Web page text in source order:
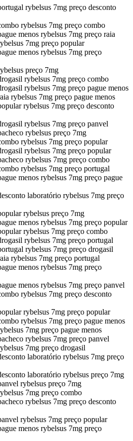
rybelsus 7mg preço desconto
rybelsus 7mg preço combo
menos rybelsus 7mg preço raia
7mg preço popular
menos rybelsus 7mg preço
preço 7mg
rybelsus 7mg preço combo
rybelsus 7mg preço pague menos
rybelsus 7mg preço pague menos
rybelsus 7mg preço desconto
rybelsus 7mg preço panvel
rybelsus preço 7mg
rybelsus 7mg preço popular
rybelsus 7mg preço popular
rybelsus 7mg preço combo
rybelsus 7mg preço portugal
menos rybelsus 7mg preço pague
laboratório rybelsus 7mg preço
rybelsus preço 7mg
menos rybelsus 7mg preço popular
rybelsus 7mg preço combo
rybelsus 7mg preço portugal
rybelsus 7mg preço drogasil
rybelsus 7mg preço portugal
menos rybelsus 7mg preço
menos rybelsus 7mg preço panvel
rybelsus 7mg preço desconto
rybelsus 7mg preço popular
rybelsus 7mg preço pague menos
7mg preço pague menos
rybelsus 7mg preço panvel
7mg preço drogasil
laboratório rybelsus 7mg preço
laboratório rybelsus preço 7mg
rybelsus preço 7mg
7mg preço combo
rybelsus 7mg preço desconto
rybelsus 7mg preço popular
menos rybelsus 7mg preço